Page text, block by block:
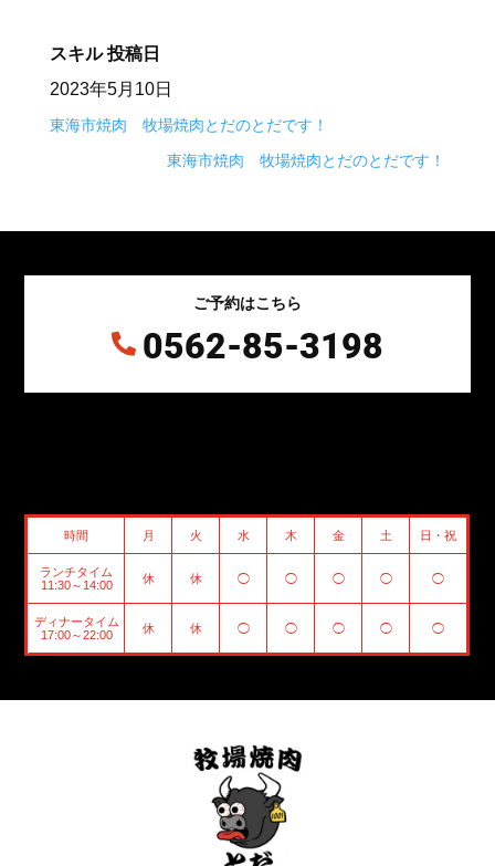
スキル 投稿日
2023年5月10日
東海市焼肉 牧場焼肉とだのとだです！
東海市焼肉 牧場焼肉とだのとだです！
ご予約はこちら
 0562-85-3198
時間 月 火 水 木 金 土 日・祝
ランチタイム
11:30～14:00
休 休 ◯ ◯ ◯ ◯ ◯
ディナータイム
17:00～22:00
休 休 ◯ ◯ ◯ ◯ ◯